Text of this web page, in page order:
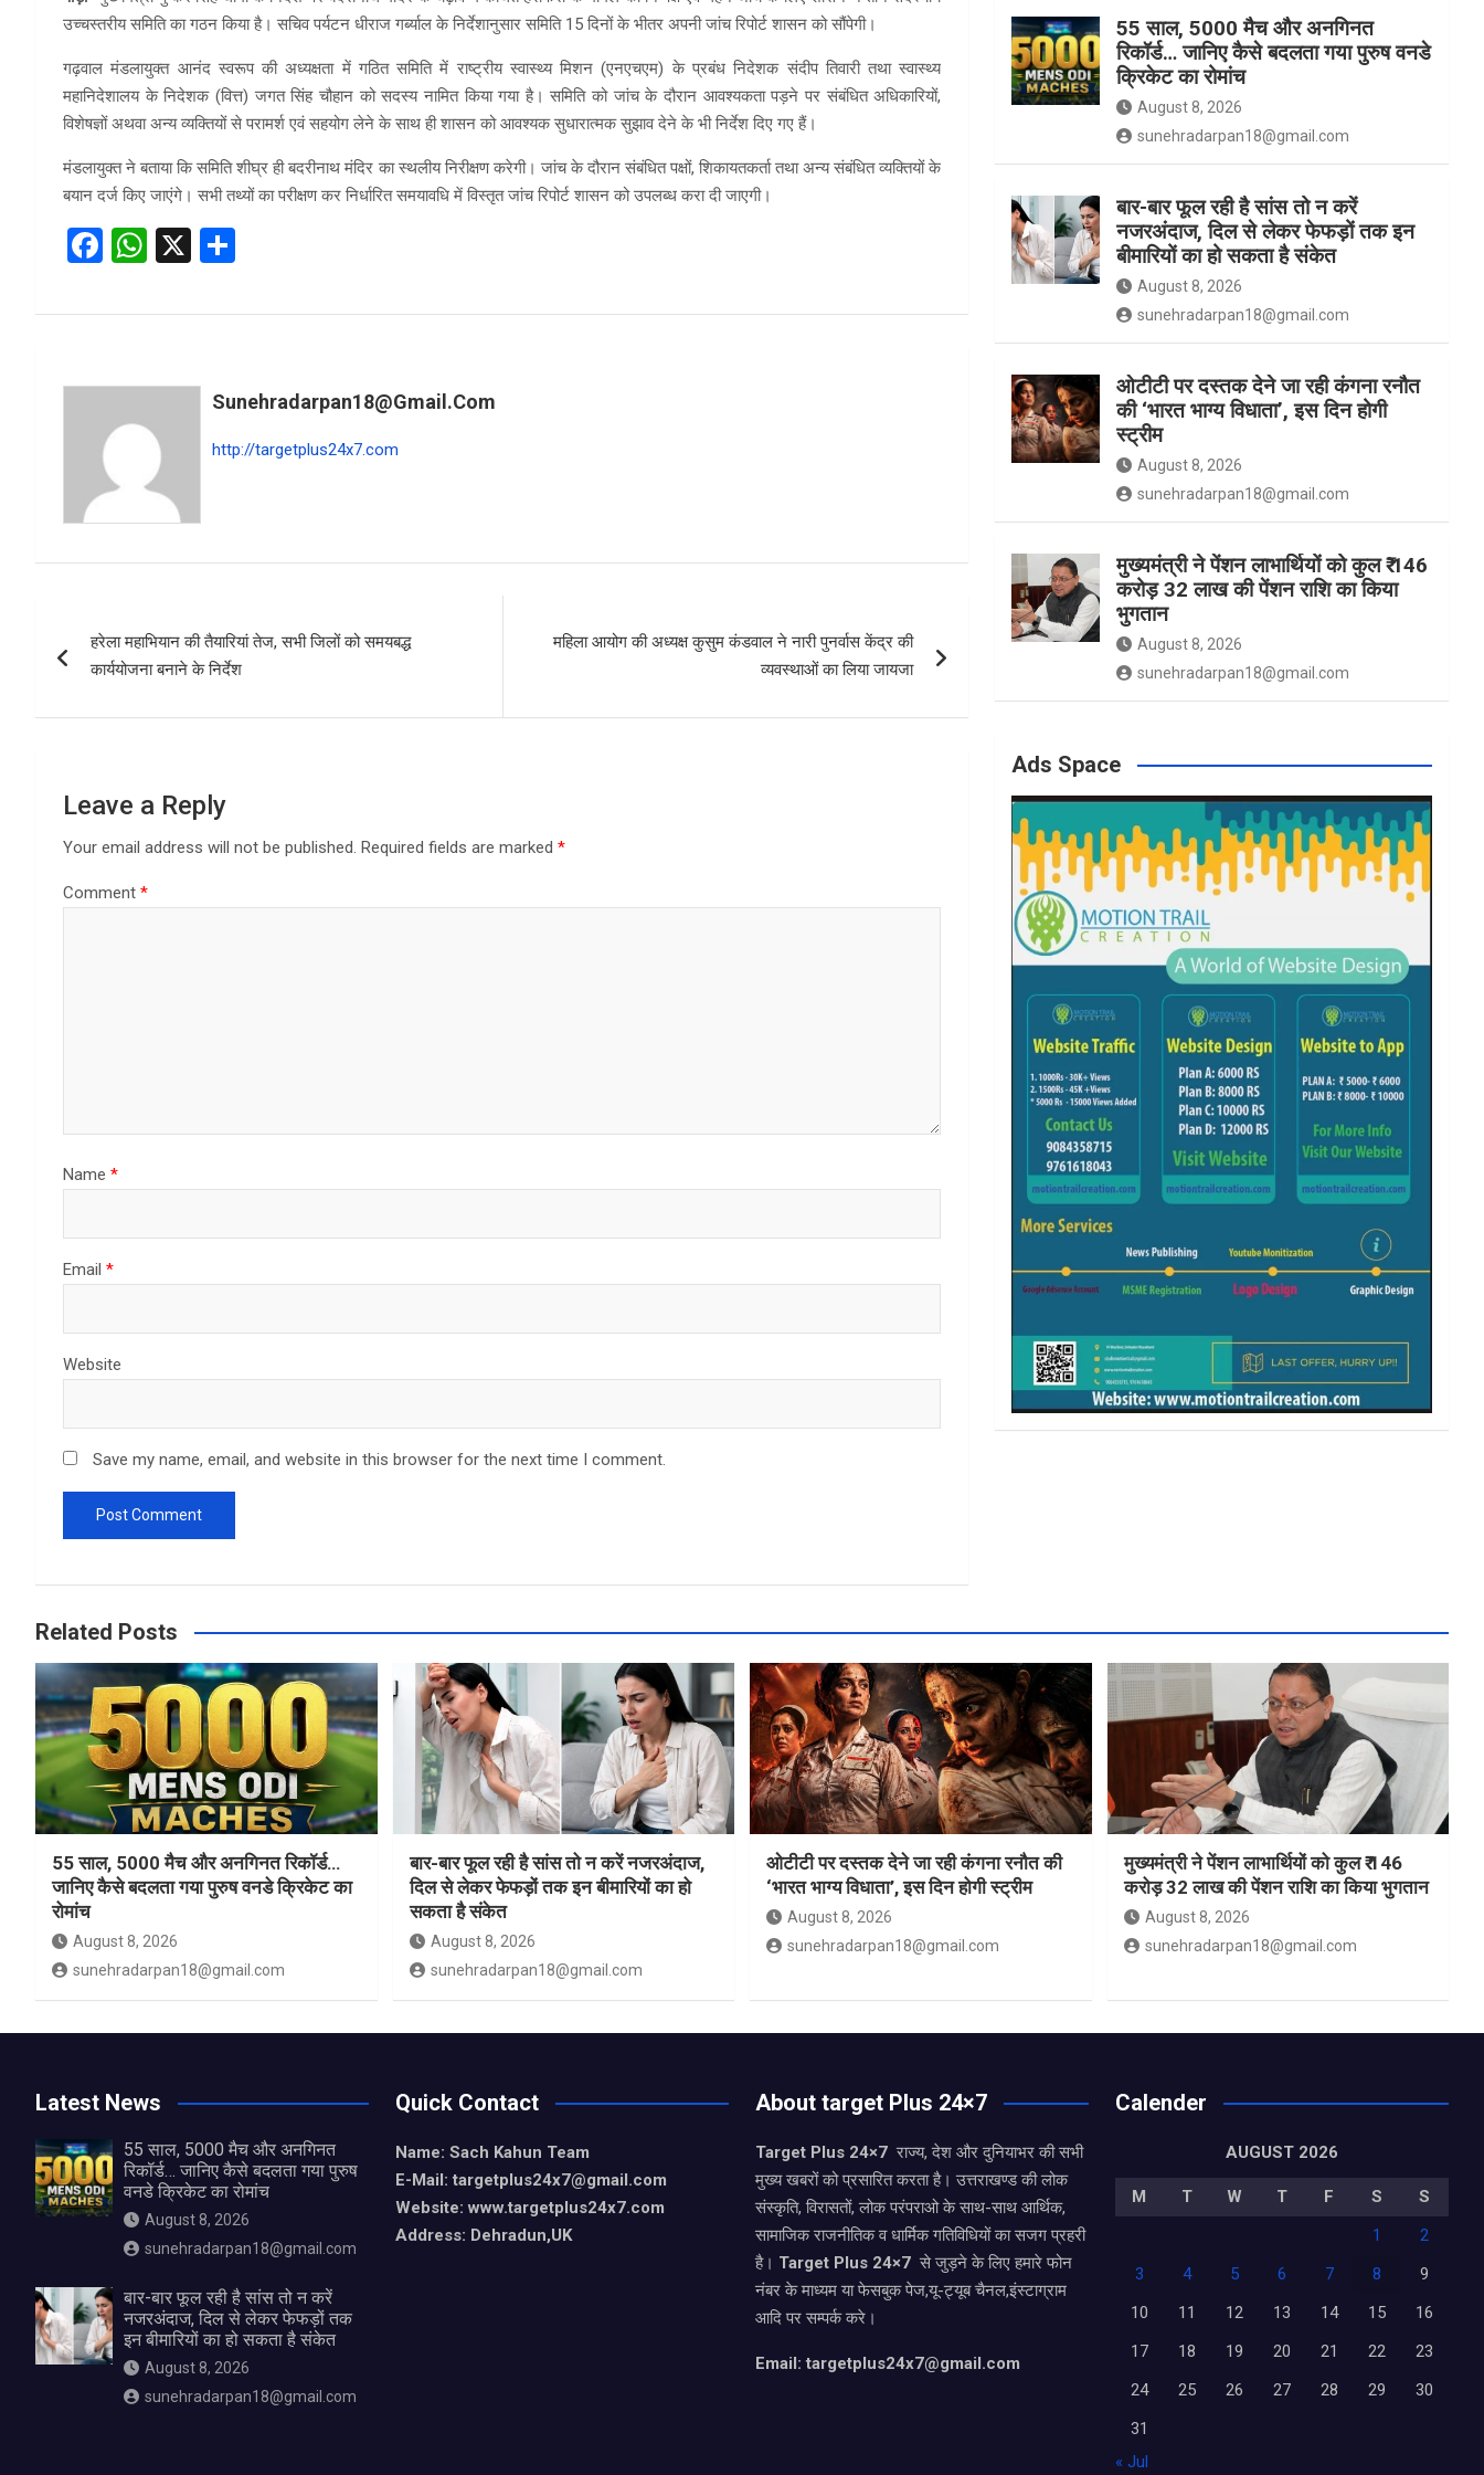
उच्चस्तरीय समिति का गठन किया है। सचिव पर्यटन धीराज गर्ब्याल के निर्देशानुसार समिति 15 दिनों के भीतर अपनी जांच रिपोर्ट शासन को सौंपेगी।
गढ़वाल मंडलायुक्त आनंद स्वरूप की अध्यक्षता में गठित समिति में राष्ट्रीय स्वास्थ्य मिशन (एनएचएम) के प्रबंध निदेशक संदीप तिवारी तथा स्वास्थ्य
महानिदेशालय के निदेशक (वित्त) जगत सिंह चौहान को सदस्य नामित किया गया है। समिति को जांच के दौरान आवश्यकता पड़ने पर संबंधित अधिकारियों,
विशेषज्ञों अथवा अन्य व्यक्तियों से परामर्श एवं सहयोग लेने के साथ ही शासन को आवश्यक सुधारात्मक सुझाव देने के भी निर्देश दिए गए हैं।
मंडलायुक्त ने बताया कि समिति शीघ्र ही बदरीनाथ मंदिर का स्थलीय निरीक्षण करेगी। जांच के दौरान संबंधित पक्षों, शिकायतकर्ता तथा अन्य संबंधित व्यक्तियों के
बयान दर्ज किए जाएंगे। सभी तथ्यों का परीक्षण कर निर्धारित समयावधि में विस्तृत जांच रिपोर्ट शासन को उपलब्ध करा दी जाएगी।
F
ce
o
o
k
W
at
A
p
p
X
ar
Sunehradarpan18@gmail.com
http://targetplus24x7.com
navigation
‎हरेला महाभियान की तैयारियां तेज, सभी जिलों को समयबद्ध
कार्ययोजना बनाने के निर्देश
महिला आयोग की अध्यक्ष कुसुम कंडवाल ने नारी पुनर्वास केंद्र की
व्यवस्थाओं का लिया जायजा
Leave a Reply
Your email address will not be published. Required fields are marked *
Comment *
Name *
Email *
Website
Save my name, email, and website in this browser for the next time I comment.
k a
m
55 साल, 5000 मैच और अनगिनत
रिकॉर्ड… जानिए कैसे बदलता गया पुरुष वनडे
क्रिकेट का रोमांच
August 8, 2026
sunehradarpan18@gmail.com
बार-बार फूल रही है सांस तो न करें
नजरअंदाज, दिल से लेकर फेफड़ों तक इन
बीमारियों का हो सकता है संकेत
August 8, 2026
sunehradarpan18@gmail.com
ओटीटी पर दस्तक देने जा रही कंगना रनौत
की ‘भारत भाग्य विधाता’, इस दिन होगी
स्ट्रीम
August 8, 2026
sunehradarpan18@gmail.com
मुख्यमंत्री ने पेंशन लाभार्थियों को कुल ₹ 146
करोड़ 32 लाख की पेंशन राशि का किया
भुगतान
August 8, 2026
sunehradarpan18@gmail.com
Ads Space
Related Posts
55 साल, 5000 मैच और अनगिनत रिकॉर्ड…
जानिए कैसे बदलता गया पुरुष वनडे क्रिकेट का
रोमांच
August 8, 2026
sunehradarpan18@gmail.com
बार-बार फूल रही है सांस तो न करें नजरअंदाज,
दिल से लेकर फेफड़ों तक इन बीमारियों का हो
सकता है संकेत
August 8, 2026
sunehradarpan18@gmail.com
ओटीटी पर दस्तक देने जा रही कंगना रनौत की
‘भारत भाग्य विधाता’, इस दिन होगी स्ट्रीम
August 8, 2026
sunehradarpan18@gmail.com
मुख्यमंत्री ने पेंशन लाभार्थियों को कुल ₹ 146
करोड़ 32 लाख की पेंशन राशि का किया भुगतान
August 8, 2026
sunehradarpan18@gmail.com
Latest News
55 साल, 5000 मैच और अनगिनत
रिकॉर्ड… जानिए कैसे बदलता गया पुरुष
वनडे क्रिकेट का रोमांच
August 8, 2026
sunehradarpan18@gmail.com
बार-बार फूल रही है सांस तो न करें
नजरअंदाज, दिल से लेकर फेफड़ों तक
इन बीमारियों का हो सकता है संकेत
August 8, 2026
sunehradarpan18@gmail.com
Quick Contact
Name: Sach Kahun Team
E-Mail: targetplus24x7@gmail.com
Website: www.targetplus24x7.com
Address: Dehradun,UK
About target Plus 24×7
Target Plus 24×7 राज्य, देश और दुनियाभर की सभी
मुख्य खबरों को प्रसारित करता है। उत्तराखण्ड की लोक
संस्कृति, विरासतों, लोक परंपराओ के साथ-साथ आर्थिक,
सामाजिक राजनीतिक व धार्मिक गतिविधियों का सजग प्रहरी
है। Target Plus 24×7 से जुड़ने के लिए हमारे फोन
नंबर के माध्यम या फेसबुक पेज,यू-ट्यूब चैनल,इंस्टाग्राम
आदि पर सम्पर्क करे।
Email: targetplus24x7@gmail.com
Calender
AUGUST 2026
M T W T F S
S
1
2
3
4 5 6 7 8
9
10
11 12 13 14 15
16
17
18 19 20 21 22
23
24
25 26 27 28 29
30
31
« Jul